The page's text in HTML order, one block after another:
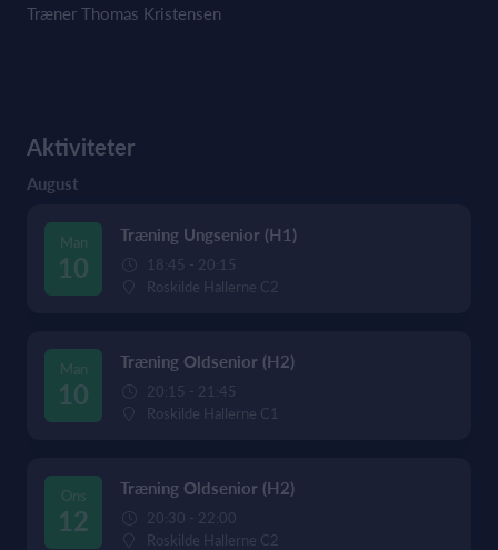
Træner Thomas Kristensen
Aktiviteter
August
Man
10
Træning Ungsenior (H1)
18:45 - 20:15
Roskilde Hallerne C2
Man
10
Træning Oldsenior (H2)
20:15 - 21:45
Roskilde Hallerne C1
Ons
12
Træning Oldsenior (H2)
20:30 - 22:00
Roskilde Hallerne C2